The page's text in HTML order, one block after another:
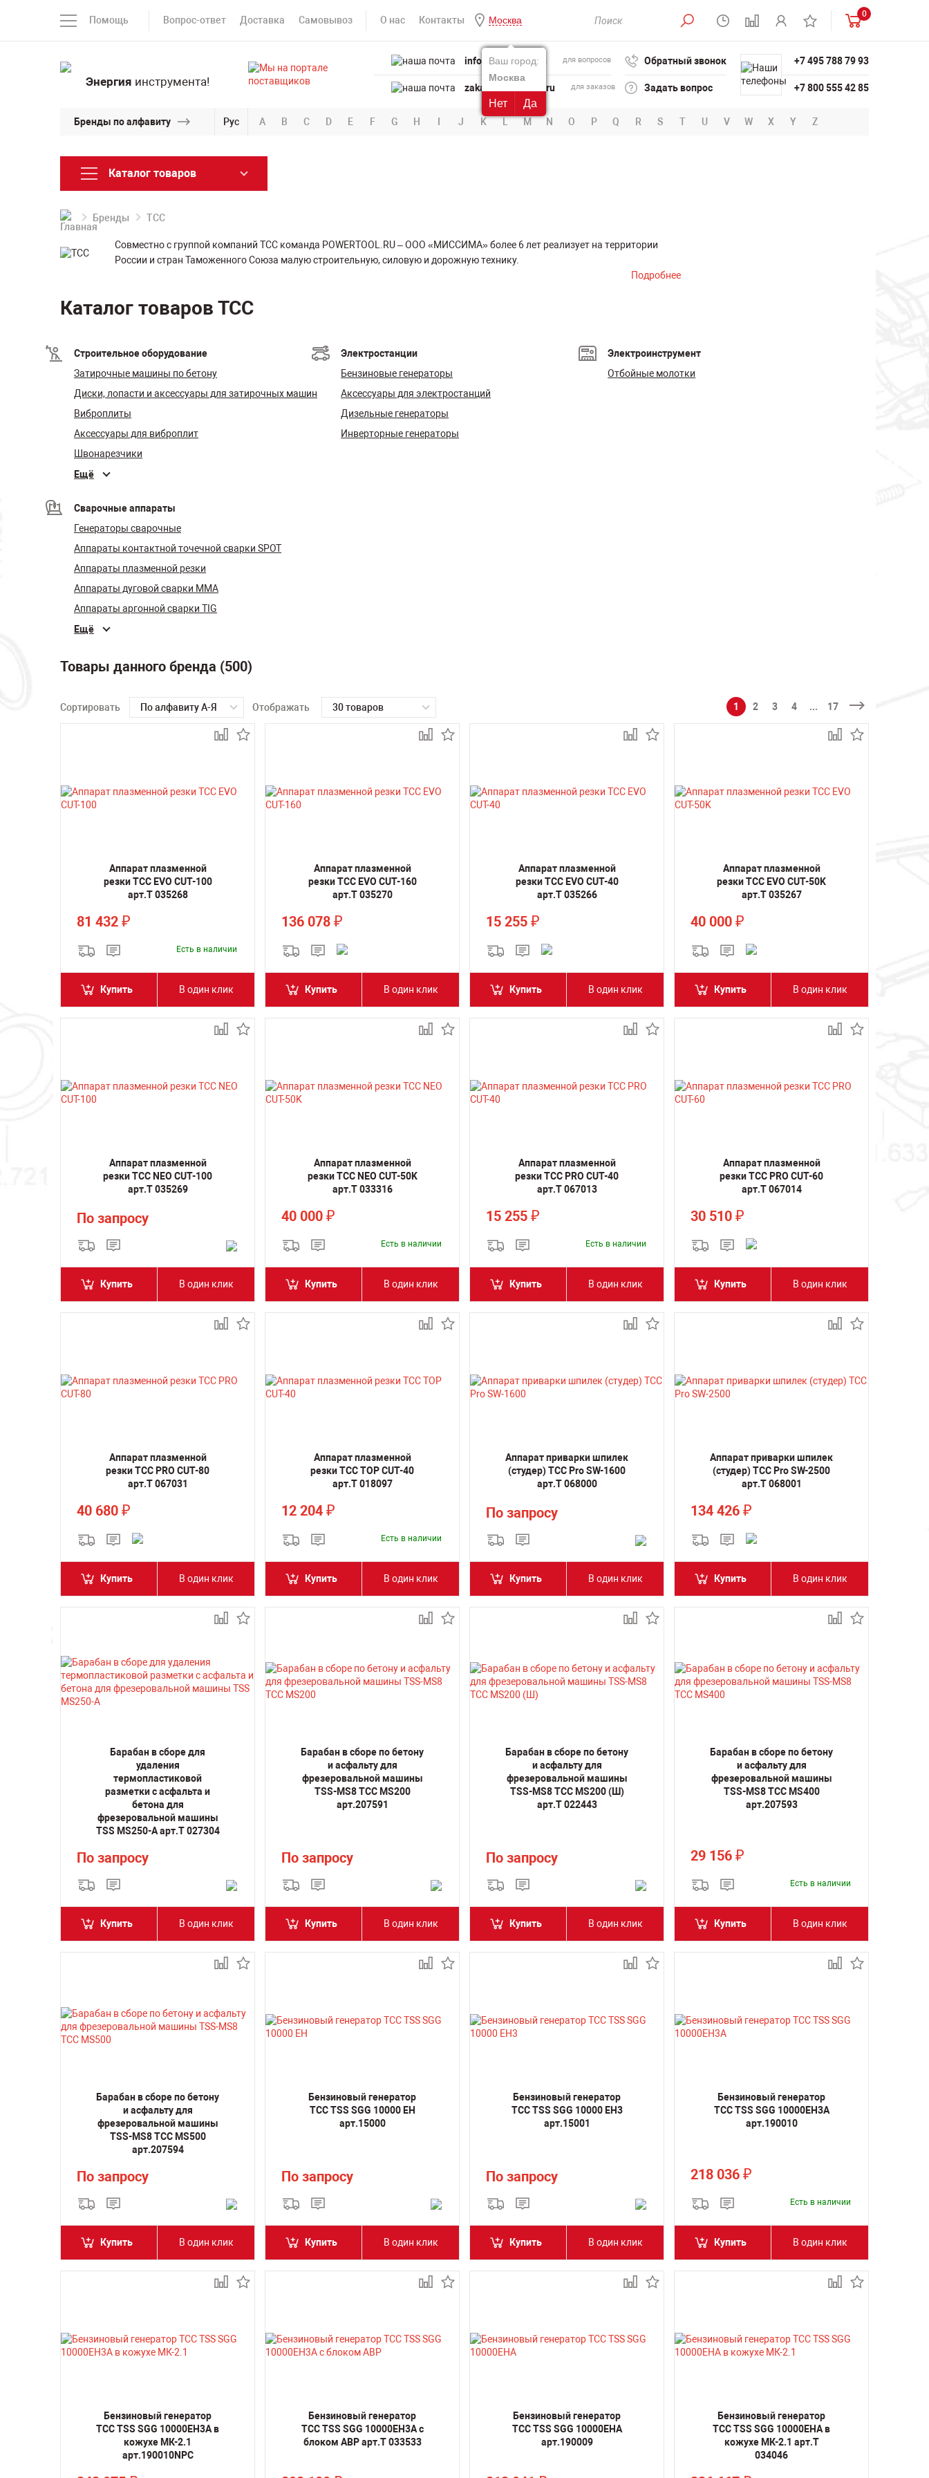
Помощь Вопрос-ответ Доставка Самовывоз О нас Контакты Москва
Ваш город:
Москва
Нет Да
0
Энергия инструмента!
info@powertool.ru для вопросов
zakaz@powertool.ru для заказов
Обратный звонок
Задать вопрос
+7 495 788 79 93
+7 800 555 42 85
Бренды по алфавиту Рус A B C D E F G H I J K L M N O P Q R S T U V W X Y Z
Каталог товаров
Бренды ТСС
Совместно с группой компаний ТСС команда POWERTOOL.RU – ООО «МИССИМА» более 6 лет реализует на территории
России и стран Таможенного Союза малую строительную, силовую и дорожную технику.
Подробнее
Каталог товаров ТСС
Строительное оборудование
Затирочные машины по бетону
Диски, лопасти и аксессуары для затирочных машин
Виброплиты
Аксессуары для виброплит
Швонарезчики
Ещё
Электростанции
Бензиновые генераторы
Аксессуары для электростанций
Дизельные генераторы
Инверторные генераторы
Электроинструмент
Отбойные молотки
Сварочные аппараты
Генераторы сварочные
Аппараты контактной точечной сварки SPOT
Аппараты плазменной резки
Аппараты дуговой сварки MMA
Аппараты аргонной сварки TIG
Ещё
Товары данного бренда (500)
Сортировать По алфавиту А-Я Отображать 30 товаров 1 2 3 4 ... 17
Аппарат плазменной
резки ТСС EVO CUT-100
арт.Т 035268
81 432 ₽
Есть в наличии
Купить В один клик
Аппарат плазменной
резки ТСС EVO CUT-160
арт.Т 035270
136 078 ₽
Купить В один клик
Аппарат плазменной
резки ТСС EVO CUT-40
арт.Т 035266
15 255 ₽
Купить В один клик
Аппарат плазменной
резки ТСС EVO CUT-50K
арт.Т 035267
40 000 ₽
Купить В один клик
Аппарат плазменной
резки ТСС NEO CUT-100
арт.Т 035269
По запросу
Купить В один клик
Аппарат плазменной
резки ТСС NEO CUT-50K
арт.Т 033316
40 000 ₽
Есть в наличии
Купить В один клик
Аппарат плазменной
резки ТСС PRO CUT-40
арт.Т 067013
15 255 ₽
Есть в наличии
Купить В один клик
Аппарат плазменной
резки ТСС PRO CUT-60
арт.Т 067014
30 510 ₽
Купить В один клик
Аппарат плазменной
резки ТСС PRO CUT-80
арт.Т 067031
40 680 ₽
Купить В один клик
Аппарат плазменной
резки ТСС TOP CUT-40
арт.Т 018097
12 204 ₽
Есть в наличии
Купить В один клик
Аппарат приварки шпилек
(студер) ТСС Pro SW-1600
арт.Т 068000
По запросу
Купить В один клик
Аппарат приварки шпилек
(студер) ТСС Pro SW-2500
арт.Т 068001
134 426 ₽
Купить В один клик
Барабан в сборе для
удаления
термопластиковой
разметки с асфальта и
бетона для
фрезеровальной машины
TSS MS250-A арт.T 027304
По запросу
Купить В один клик
Барабан в сборе по бетону
и асфальту для
фрезеровальной машины
TSS-MS8 ТСС MS200
арт.207591
По запросу
Купить В один клик
Барабан в сборе по бетону
и асфальту для
фрезеровальной машины
TSS-MS8 ТСС MS200 (Ш)
арт.T 022443
По запросу
Купить В один клик
Барабан в сборе по бетону
и асфальту для
фрезеровальной машины
TSS-MS8 ТСС MS400
арт.207593
29 156 ₽
Есть в наличии
Купить В один клик
Барабан в сборе по бетону
и асфальту для
фрезеровальной машины
TSS-MS8 ТСС MS500
арт.207594
По запросу
Купить В один клик
Бензиновый генератор
ТСС TSS SGG 10000 EH
арт.15000
По запросу
Купить В один клик
Бензиновый генератор
ТСС TSS SGG 10000 EH3
арт.15001
По запросу
Купить В один клик
Бензиновый генератор
ТСС TSS SGG 10000EH3A
арт.190010
218 036 ₽
Есть в наличии
Купить В один клик
Бензиновый генератор
ТСС TSS SGG 10000EH3A в
кожухе МК-2.1
арт.190010NPC
Бензиновый генератор
ТСС TSS SGG 10000EH3A с
блоком АВР арт.T 033533
Бензиновый генератор
ТСС TSS SGG 10000EHA
арт.190009
Бензиновый генератор
ТСС TSS SGG 10000EHA в
кожухе МК-2.1 арт.Т
034046